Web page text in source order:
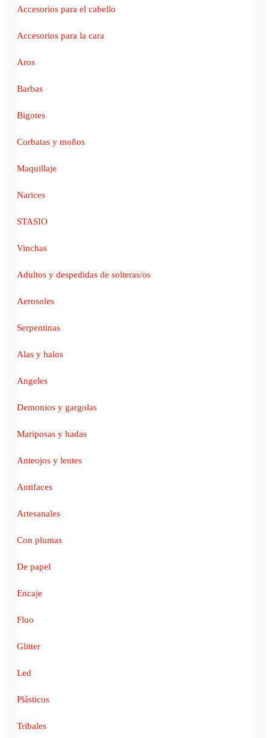
Accesorios para el cabello
Accesorios para la cara
Aros
Barbas
Bigotes
Corbatas y moños
Maquillaje
Narices
STASIO
Vinchas
Adultos y despedidas de solteras/os
Aerosoles
Serpentinas
Alas y halos
Angeles
Demonios y gargolas
Mariposas y hadas
Anteojos y lentes
Antifaces
Artesanales
Con plumas
De papel
Encaje
Fluo
Glitter
Led
Plásticos
Tribales